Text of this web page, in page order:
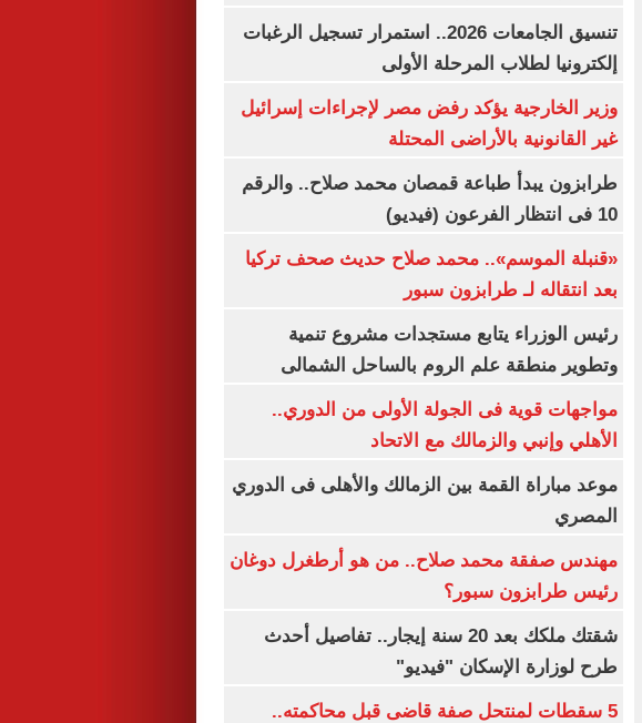
تنسيق الجامعات 2026.. استمرار تسجيل الرغبات
إلكترونيا لطلاب المرحلة الأولى
وزير الخارجية يؤكد رفض مصر لإجراءات إسرائيل
غير القانونية بالأراضى المحتلة
طرابزون يبدأ طباعة قمصان محمد صلاح.. والرقم
10 فى انتظار الفرعون (فيديو)
«قنبلة الموسم».. محمد صلاح حديث صحف تركيا
بعد انتقاله لـ طرابزون سبور
رئيس الوزراء يتابع مستجدات مشروع تنمية
وتطوير منطقة علم الروم بالساحل الشمالى
مواجهات قوية فى الجولة الأولى من الدوري..
الأهلي وإنبي والزمالك مع الاتحاد
موعد مباراة القمة بين الزمالك والأهلى فى الدوري
المصري
مهندس صفقة محمد صلاح.. من هو أرطغرل دوغان
رئيس طرابزون سبور؟
شقتك ملكك بعد 20 سنة إيجار.. تفاصيل أحدث
طرح لوزارة الإسكان "فيديو"
5 سقطات لمنتحل صفة قاضى قبل محاكمته..